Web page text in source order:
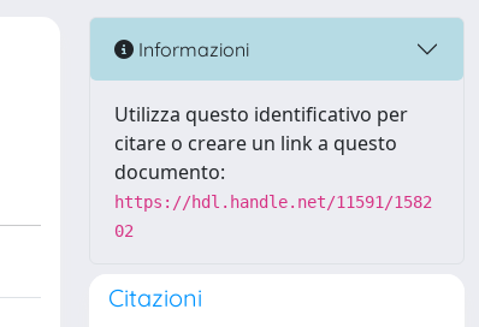
Informazioni
Utilizza questo identificativo per
citare o creare un link a questo
documento:
https://hdl.handle.net/11591/1582
02
Citazioni